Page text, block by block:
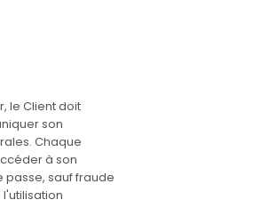
le Client doit
son
Chaque
à son
passe, sauf fraude